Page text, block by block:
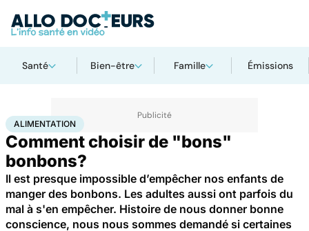
Santé Bien-être Famille Émissions
AccueilBien-être Nutrition Alimentation
ALIMENTATION
Comment choisir de "bons"
bonbons?
Il est presque impossible d’empêcher nos enfants de
manger des bonbons. Les adultes aussi ont parfois du
mal à s'en empêcher. Histoire de nous donner bonne
conscience, nous nous sommes demandé si certaines